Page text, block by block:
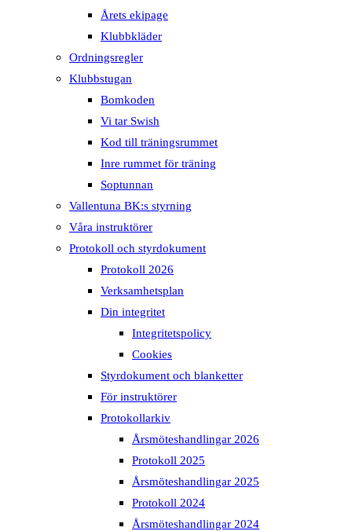
Årets ekipage
Klubbkläder
Ordningsregler
Klubbstugan
Bomkoden
Vi tar Swish
Kod till träningsrummet
Inre rummet för träning
Soptunnan
Vallentuna BK:s styrning
Våra instruktörer
Protokoll och styrdokument
Protokoll 2026
Verksamhetsplan
Din integritet
Integritetspolicy
Cookies
Styrdokument och blanketter
För instruktörer
Protokollarkiv
Årsmöteshandlingar 2026
Protokoll 2025
Årsmöteshandlingar 2025
Protokoll 2024
Årsmöteshandlingar 2024